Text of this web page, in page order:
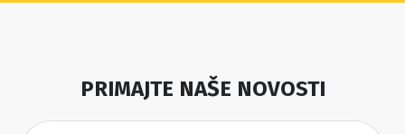
PRIMAJTE NAŠE NOVOSTI